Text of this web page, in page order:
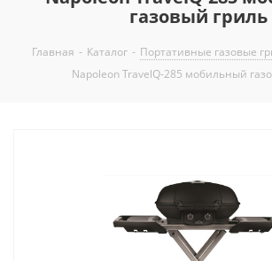
газовый гриль
Главная - Каталог - Портативные газовые
Napoleon TravelQ-285 мобильный